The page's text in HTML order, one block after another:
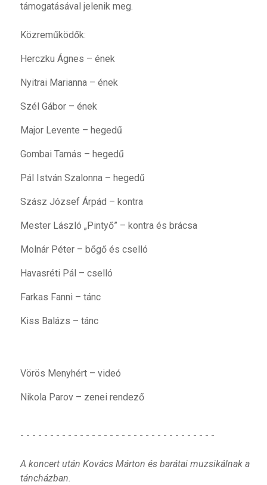
támogatásával jelenik meg.
Közreműködők:
Herczku Ágnes – ének
Nyitrai Marianna – ének
Szél Gábor – ének
Major Levente – hegedű
Gombai Tamás – hegedű
Pál István Szalonna – hegedű
Szász József Árpád – kontra
Mester László „Pintyő” – kontra és brácsa
Molnár Péter – bőgő és cselló
Havasréti Pál – cselló
Farkas Fanni – tánc
Kiss Balázs – tánc
Vörös Menyhért – videó
Nikola Parov – zenei rendező
- - - - - - - - - - - - - - - - - - - - - - - - - - - - - - - - -
A koncert után Kovács Márton és barátai muzsikálnak a
táncházban.